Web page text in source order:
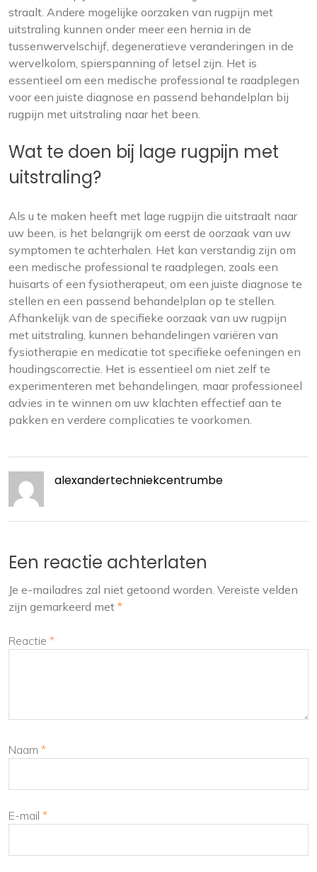
straalt. Andere mogelijke oorzaken van rugpijn met
uitstraling kunnen onder meer een hernia in de
tussenwervelschijf, degeneratieve veranderingen in de
wervelkolom, spierspanning of letsel zijn. Het is
essentieel om een medische professional te raadplegen
voor een juiste diagnose en passend behandelplan bij
rugpijn met uitstraling naar het been.
Wat te doen bij lage rugpijn met
uitstraling?
Als u te maken heeft met lage rugpijn die uitstraalt naar
uw been, is het belangrijk om eerst de oorzaak van uw
symptomen te achterhalen. Het kan verstandig zijn om
een medische professional te raadplegen, zoals een
huisarts of een fysiotherapeut, om een juiste diagnose te
stellen en een passend behandelplan op te stellen.
Afhankelijk van de specifieke oorzaak van uw rugpijn
met uitstraling, kunnen behandelingen variëren van
fysiotherapie en medicatie tot specifieke oefeningen en
houdingscorrectie. Het is essentieel om niet zelf te
experimenteren met behandelingen, maar professioneel
advies in te winnen om uw klachten effectief aan te
pakken en verdere complicaties te voorkomen.
alexandertechniekcentrumbe
Een reactie achterlaten
Je e-mailadres zal niet getoond worden. Vereiste velden
zijn gemarkeerd met *
Reactie *
Naam *
E-mail *